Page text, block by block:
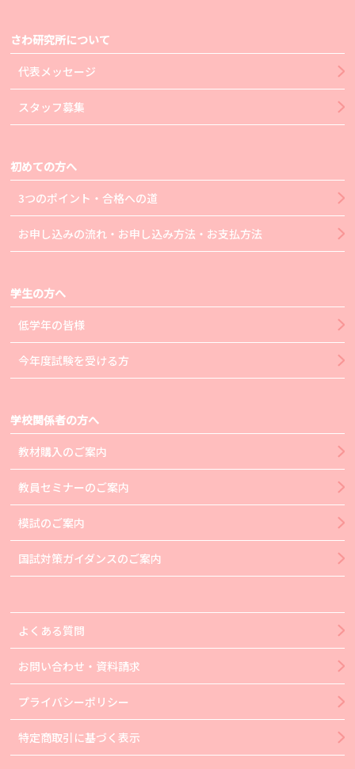
さわ研究所について
代表メッセージ
スタッフ募集
初めての方へ
3つのポイント・合格への道
お申し込みの流れ・お申し込み方法・お支払方法
学生の方へ
低学年の皆様
今年度試験を受ける方
学校関係者の方へ
教材購入のご案内
教員セミナーのご案内
模試のご案内
国試対策ガイダンスのご案内
よくある質問
お問い合わせ・資料請求
プライバシーポリシー
特定商取引に基づく表示